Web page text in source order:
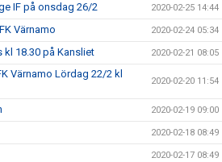
IF på onsdag 26/2 2020-02-25 14:44
Värnamo 2020-02-24 05:34
kl 18.30 på Kansliet 2020-02-21 08:05
Värnamo Lördag 22/2 kl
2020-02-20 11:54
2020-02-19 09:00
2020-02-18 08:49
2020-02-17 08:49